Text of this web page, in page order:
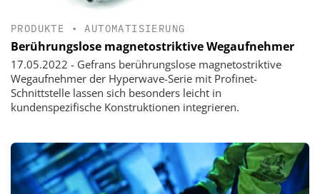
PRODUKTE •AUTOMATISIERUNG
Berührungslose magnetostriktive Wegaufnehmer
17.05.2022 - Gefrans berührungslose magnetostriktive
Wegaufnehmer der Hyperwave-Serie mit Profinet-
Schnittstelle lassen sich besonders leicht in
kundenspezifische Konstruktionen integrieren.